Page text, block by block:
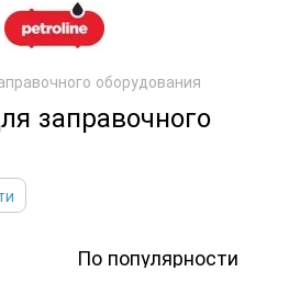
оборудования
заправочного
По популярности